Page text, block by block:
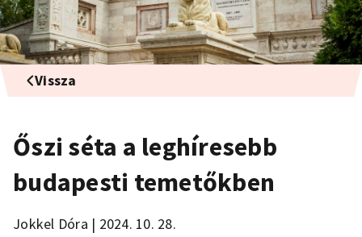
Vissza
Őszi séta a leghíresebb
budapesti temetőkben
Jokkel Dóra | 2024. 10. 28.